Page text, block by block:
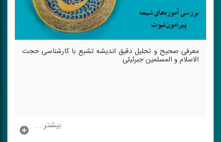
معرفی صحیح و تحلیل دقیق اندیشه تشیع با كارشناسی حجت
الاسلام و المسلمین جبرئیلی
بیشتر ...